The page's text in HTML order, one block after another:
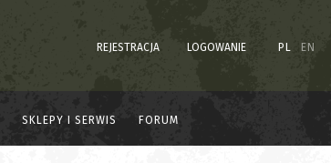
REJESTRACJA LOGOWANIE PL EN
SKLEPY I SERWIS FORUM